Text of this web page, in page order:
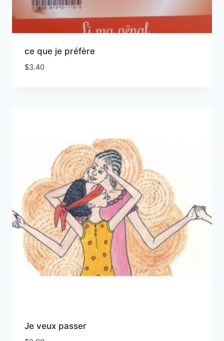
ce que je préfère
$3.40
Je veux passer